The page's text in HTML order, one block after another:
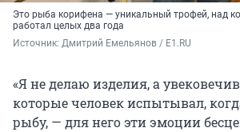
Это рыба корифена — уникальный трофей, над
работал целых два года
Источник: Дмитрий Емельянов / E1.RU
«Я не делаю изделия, а
которые человек испытывал,
рыбу, — для него эти эмоции